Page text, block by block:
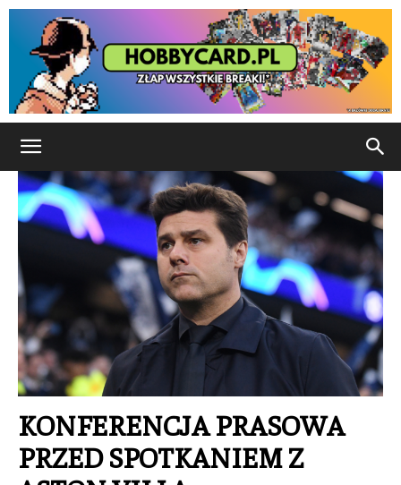
KONFERENCJA PRASOWA
PRZED SPOTKANIEM Z